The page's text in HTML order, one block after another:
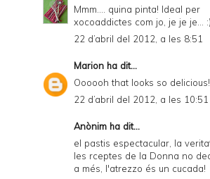
Mmm.... quina pinta! Ideal per
xocoaddictes com jo, je je je... :)
22 d’abril del 2012, a les 8:51
Marion ha dit...
Oooooh that looks so delicious!
22 d’abril del 2012, a les 10:51
Anònim ha dit...
el pastis espectacular, la
les rceptes de la Donna no
a més, l'atrezzo és un cucada!